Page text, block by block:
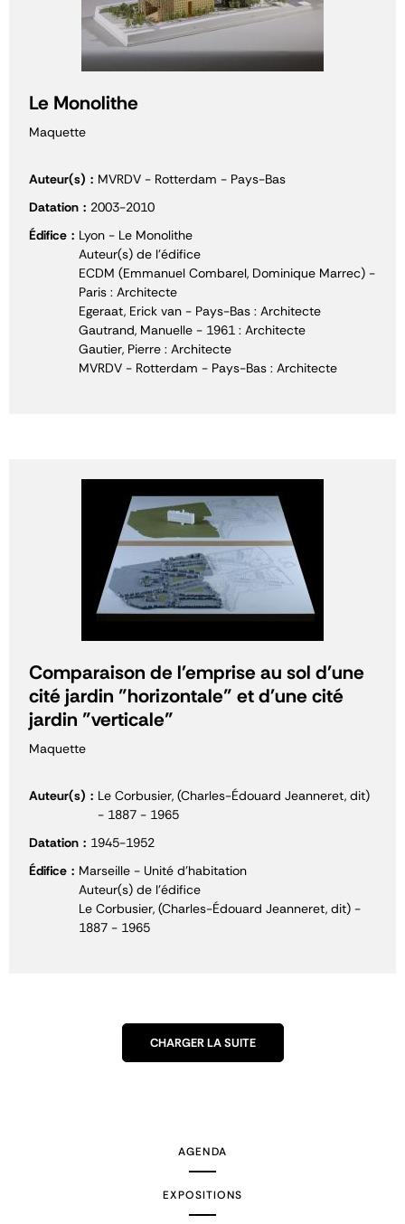
Le Monolithe
Maquette
Auteur(s)
MVRDV - Rotterdam - Pays-Bas
Datation
2003-2010
Édifice
Lyon - Le Monolithe
Auteur(s) de l'édifice
ECDM (Emmanuel Combarel, Dominique Marrec) -
Paris : Architecte
Egeraat, Erick van - Pays-Bas : Architecte
Gautrand, Manuelle - 1961 : Architecte
Gautier, Pierre : Architecte
MVRDV - Rotterdam - Pays-Bas : Architecte
Comparaison de l'emprise au sol d'une
cité jardin "horizontale" et d'une cité
jardin "verticale"
Maquette
Auteur(s)
Le Corbusier, (Charles-Édouard Jeanneret, dit)
- 1887 - 1965
Datation
1945-1952
Édifice
Marseille - Unité d'habitation
Auteur(s) de l'édifice
Le Corbusier, (Charles-Édouard Jeanneret, dit) -
1887 - 1965
CHARGER LA SUITE
AGENDA
EXPOSITIONS